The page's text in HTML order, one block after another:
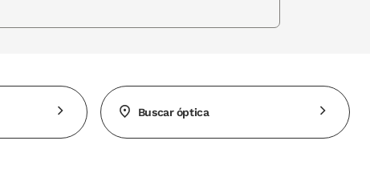
Buscar óptica